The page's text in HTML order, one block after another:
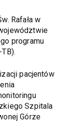
Rafała w
programu
pacjentów
Szpitala
Górze